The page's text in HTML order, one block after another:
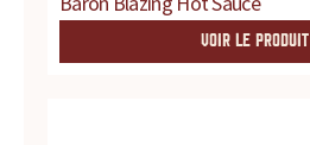
VOIR LE PRODUIT